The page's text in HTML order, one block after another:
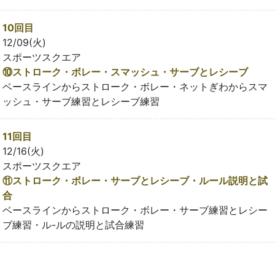
10回目
12/09(火)
スポーツスクエア
⑩ストローク・ボレー・スマッシュ・サーブとレシーブ
ベースラインからストローク・ボレー・ネットぎわからスマ
ッシュ・サーブ練習とレシーブ練習
11回目
12/16(火)
スポーツスクエア
⑪ストローク・ボレー・サーブとレシーブ・ルール説明と試
合
ベースラインからストローク・ボレー・サーブ練習とレシー
ブ練習・ル-ルの説明と試合練習